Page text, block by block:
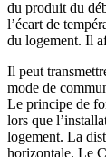
du produit du
l’écart de
du logement. Il
Il peut
mode de
Le principe de
lors que
logement. La
horizontale. Le